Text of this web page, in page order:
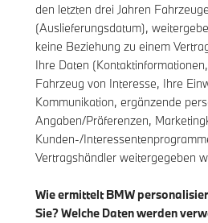
den letzten drei Jahren
(Auslieferungsdatum),
keine Beziehung zu einem
Ihre Daten
Fahrzeug von Interesse, Ihre
Kommunikation, ergänzende
Angaben/Präferenzen,
Kunden-/
Vertragshändler weitergegeben
Wie ermittelt BMW
Sie? Welche Daten werden